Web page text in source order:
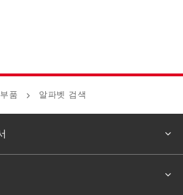
품 알파벳 검색